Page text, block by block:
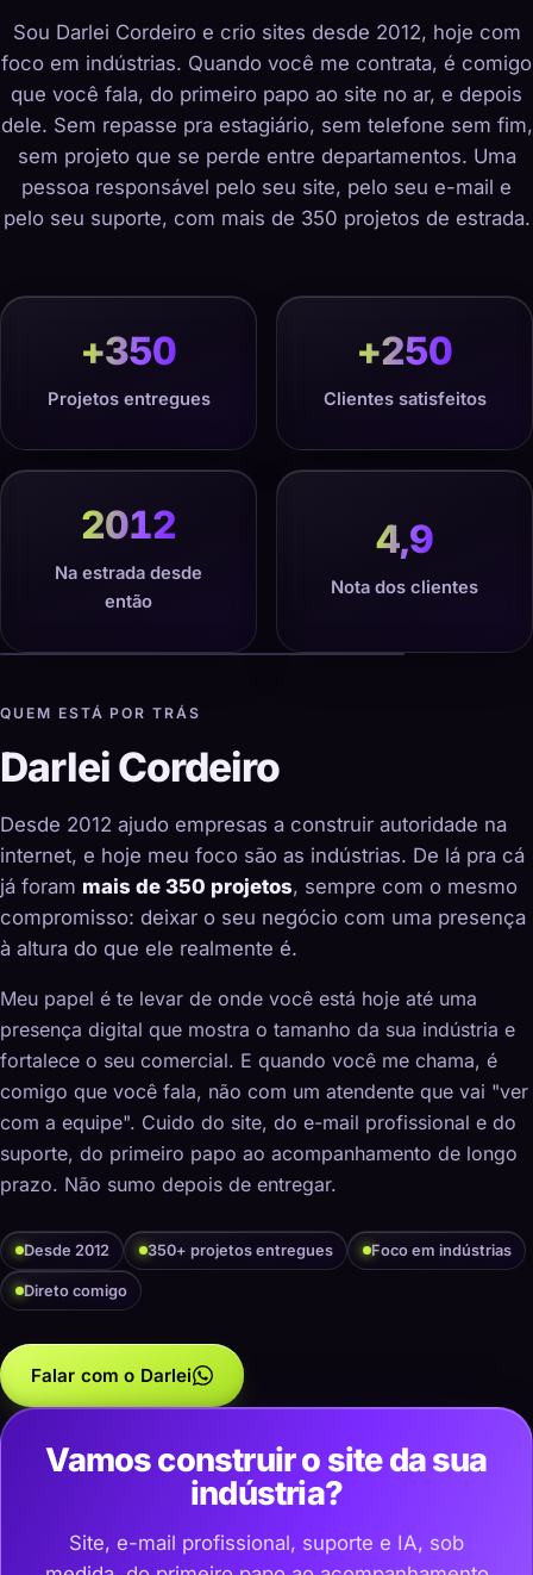
Sou Darlei Cordeiro e crio sites desde 2012, hoje com
foco em indústrias. Quando você me contrata, é comigo
que você fala, do primeiro papo ao site no ar, e depois
dele. Sem repasse pra estagiário, sem telefone sem fim,
sem projeto que se perde entre departamentos. Uma
pessoa responsável pelo seu site, pelo seu e-mail e
pelo seu suporte, com mais de 350 projetos de estrada.
+350
Projetos entregues
+250
Clientes satisfeitos
2012
Na estrada desde
então
4,9
Nota dos clientes
QUEM ESTÁ POR TRÁS
Darlei Cordeiro
Desde 2012 ajudo empresas a construir autoridade na
internet, e hoje meu foco são as indústrias. De lá pra cá
já foram mais de 350 projetos, sempre com o mesmo
compromisso: deixar o seu negócio com uma presença
à altura do que ele realmente é.
Meu papel é te levar de onde você está hoje até uma
presença digital que mostra o tamanho da sua indústria e
fortalece o seu comercial. E quando você me chama, é
comigo que você fala, não com um atendente que vai "ver
com a equipe". Cuido do site, do e-mail profissional e do
suporte, do primeiro papo ao acompanhamento de longo
prazo. Não sumo depois de entregar.
Desde 2012 350+ projetos entregues Foco em indústrias
Direto comigo
Falar com o Darlei
Vamos construir o site da sua
indústria?
Site, e-mail profissional, suporte e IA, sob